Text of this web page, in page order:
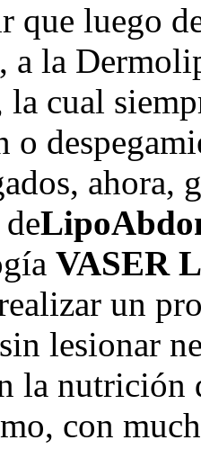
que luego
a la
cual
o
ahora,
VASER
un
lesionar
la nutrición
con